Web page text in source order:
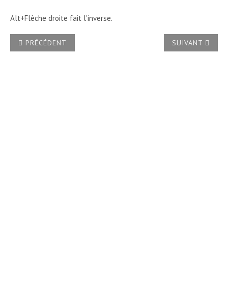
Alt+Flèche droite fait l'inverse.
ARTICLE PRÉCÉDENT : COMMENT REMPLACER UN MOT
PRÉCÉDENT ARTICLE
SUIVANT